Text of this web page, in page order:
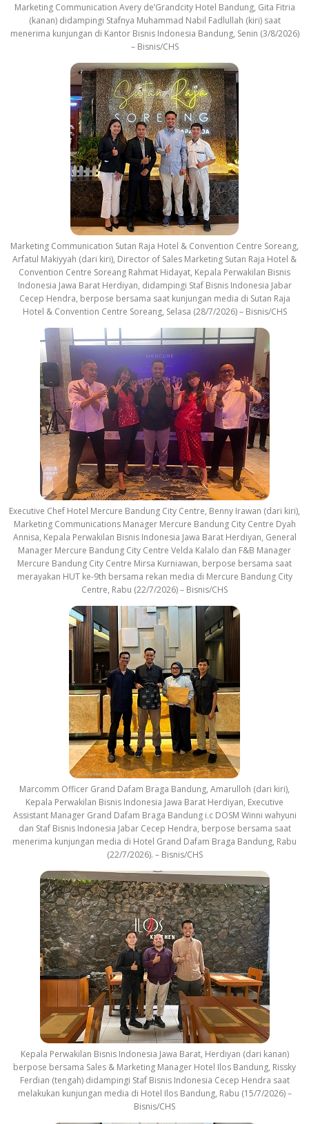
Marketing Communication Avery de’Grandcity Hotel Bandung, Gita Fitria
(kanan) didampingi Stafnya Muhammad Nabil Fadlullah (kiri) saat
menerima kunjungan di Kantor Bisnis Indonesia Bandung, Senin (3/8/2026)
– Bisnis/CHS
Marketing Communication Sutan Raja Hotel & Convention Centre Soreang,
Arfatul Makiyyah (dari kiri), Director of Sales Marketing Sutan Raja Hotel &
Convention Centre Soreang Rahmat Hidayat, Kepala Perwakilan Bisnis
Indonesia Jawa Barat Herdiyan, didampingi Staf Bisnis Indonesia Jabar
Cecep Hendra, berpose bersama saat kunjungan media di Sutan Raja
Hotel & Convention Centre Soreang, Selasa (28/7/2026) – Bisnis/CHS
Executive Chef Hotel Mercure Bandung City Centre, Benny Irawan (dari kiri),
Marketing Communications Manager Mercure Bandung City Centre Dyah
Annisa, Kepala Perwakilan Bisnis Indonesia Jawa Barat Herdiyan, General
Manager Mercure Bandung City Centre Velda Kalalo dan F&B Manager
Mercure Bandung City Centre Mirsa Kurniawan, berpose bersama saat
merayakan HUT ke-9th bersama rekan media di Mercure Bandung City
Centre, Rabu (22/7/2026) – Bisnis/CHS
Marcomm Officer Grand Dafam Braga Bandung, Amarulloh (dari kiri),
Kepala Perwakilan Bisnis Indonesia Jawa Barat Herdiyan, Executive
Assistant Manager Grand Dafam Braga Bandung i.c DOSM Winni wahyuni
dan Staf Bisnis Indonesia Jabar Cecep Hendra, berpose bersama saat
menerima kunjungan media di Hotel Grand Dafam Braga Bandung, Rabu
(22/7/2026). – Bisnis/CHS
Kepala Perwakilan Bisnis Indonesia Jawa Barat, Herdiyan (dari kanan)
berpose bersama Sales & Marketing Manager Hotel Ilos Bandung, Rissky
Ferdian (tengah) didampingi Staf Bisnis Indonesia Cecep Hendra saat
melakukan kunjungan media di Hotel Ilos Bandung, Rabu (15/7/2026) –
Bisnis/CHS